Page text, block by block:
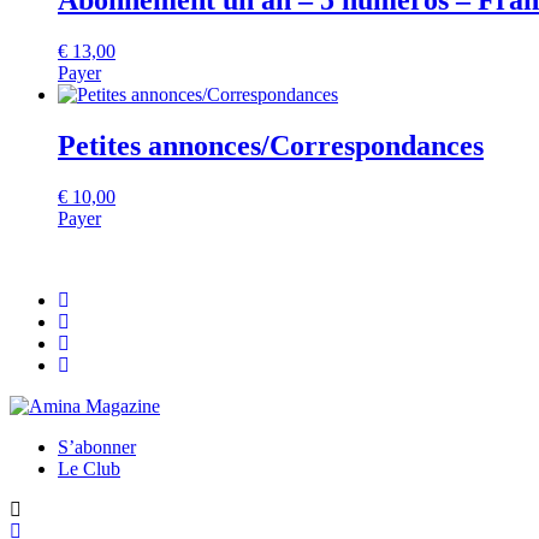
€ 13,00
Payer
Petites annonces/Correspondances
€ 10,00
Payer
S’abonner
Le Club